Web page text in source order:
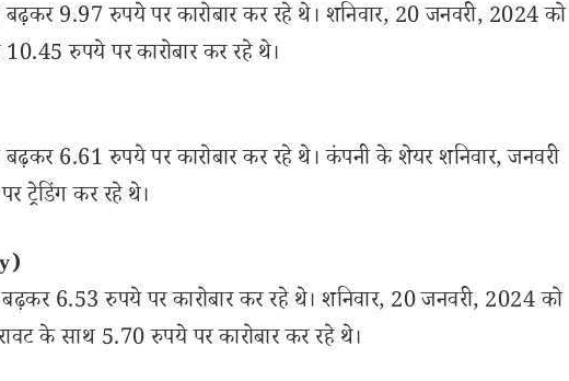
9.97 रुपये पर कारोबार कर रहे थे। शनिवार, 20 जनवरी, 2024 को
रुपये पर कारोबार कर रहे थे।
6.61 रुपये पर कारोबार कर रहे थे। कंपनी के शेयर शनिवार, जनवरी
ट्रेडिंग कर रहे थे।
6.53 रुपये पर कारोबार कर रहे थे। शनिवार, 20 जनवरी, 2024 को
के साथ 5.70 रुपये पर कारोबार कर रहे थे।